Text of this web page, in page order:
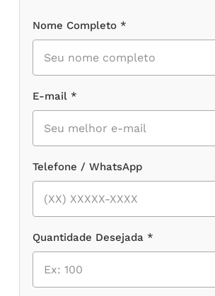
Nome Completo *
E-mail *
Telefone / WhatsApp
Quantidade Desejada *